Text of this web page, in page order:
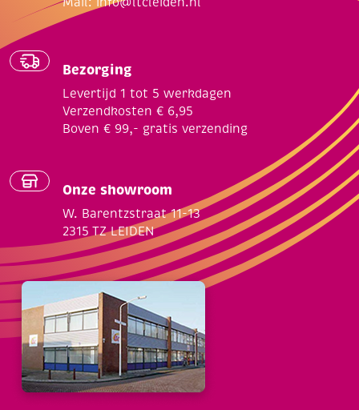
Bezorging
Levertijd 1 tot 5 werkdagen
Verzendkosten € 6,95
Boven € 99,- gratis verzending
Onze showroom
W. Barentzstraat 11-13
2315 TZ LEIDEN